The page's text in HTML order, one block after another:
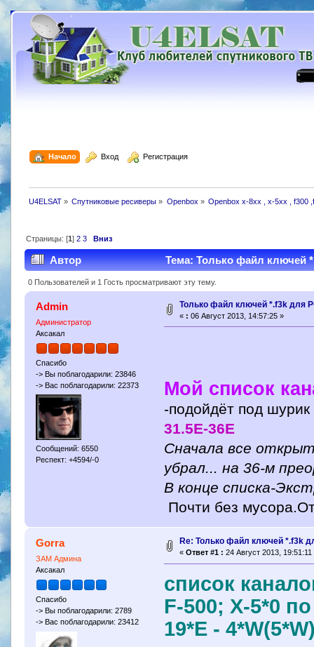
Начало Вход Регистрация
U4ELSAT» Cпутниковые ресиверы » Openbox » Openbox х-8хх , х-5хх , f300
Страницы: [1] 2 3 Вниз
Автор Тема: Только файл ключей
0 Пользователей и 1 Гость просматривают эту тему.
Admin
Администратор
Аксакал
Спасибо
-> Вы поблагодарили: 23846
-> Вас поблагодарили: 22373
Сообщений: 6550
Респект: +4594/-0
Только файл ключей *.f3k для
« : 06 Август 2013, 14:57:25 »
Мой список
-подойдёт под шурик
31.5Е-36E
Сначала все
убрал... на 36-м
В конце списка-
Почти без
Gorra
ЗАМ Админа
Аксакал
Спасибо
-> Вы поблагодарили: 2789
-> Вас поблагодарили: 23412
Re: Только файл ключей *.f3k
« Ответ #1 : 24 Август 2013, 19:51:11
список
F-500; Х-5*0
19*Е -